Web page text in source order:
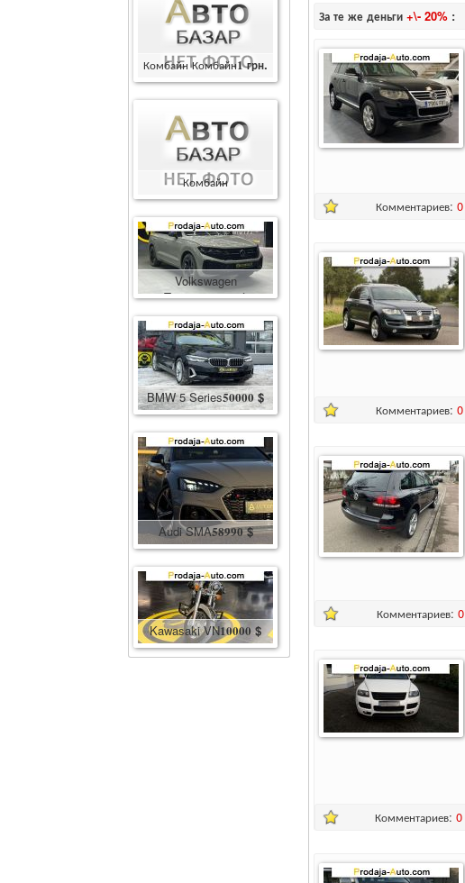
Комбайн Комбайн1 грн.
Комбайн
Комбайн400000 грн.
Volkswagen
Touareg86600 $
BMW 5 Series50000 $
Audi SMA58990 $
Kawasaki VN10000 $
За те же деньги +\- 20% :
Комментариев: 0
Комментариев: 0
Комментариев: 0
Комментариев: 0